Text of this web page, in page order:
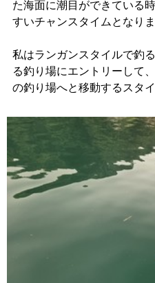
た海面に潮目ができている
すいチャンスタイムとなりま
私はランガンスタイルで釣
る釣り場にエントリーして
の釣り場へと移動するスタ